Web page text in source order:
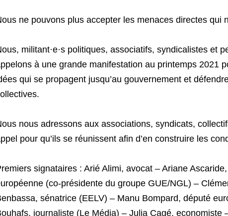
ne pouvons plus accepter les menaces directes qui
militant·e·s politiques, associatifs, syndicalistes et
à une grande manifestation au printemps 2021
qui se propagent jusqu’au gouvernement et
nous adressons aux associations, syndicats,
pour qu’ils se réunissent afin d’en construire les
signataires : Arié Alimi, avocat – Ariane
(co-présidente du groupe GUE/NGL) –
sénatrice (EELV) – Manu Bompard, député
journaliste (Le Média) – Julia Cagé, economiste